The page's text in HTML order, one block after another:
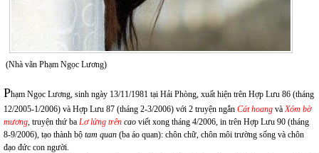
(Nhà văn Phạm Ngọc Lương)
Phạm Ngọc Lương, sinh ngày 13/11/1981 tại Hải Phòng, xuất hiện trên Hợp Lưu 86 (tháng
12/2005-1/2006) và Hợp Lưu 87 (tháng 2-3/2006) với 2 truyện ngắn Cát hoang vàXóm bờ
mương, truyện thứ ba Lơ lửng trên cao viết xong tháng 4/2006, in trên Hợp Lưu 90 (tháng
8-9/2006), tạo thành bộ tam quan (ba áo quan): chôn chữ, chôn môi trường sống và chôn
đạo đức con người.